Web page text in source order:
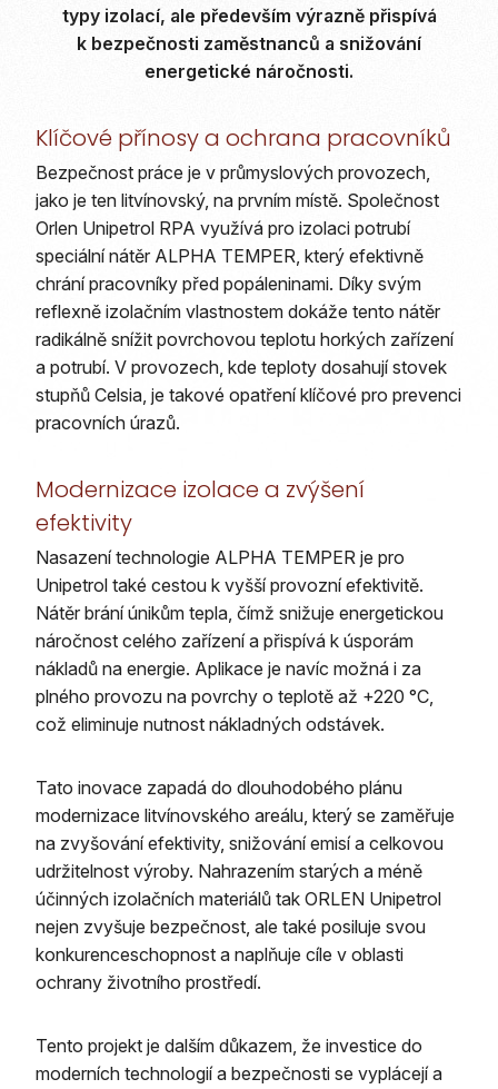
typy izolací, ale především výrazně přispívá
k bezpečnosti zaměstnanců a snižování
energetické náročnosti.
Klíčové přínosy a ochrana pracovníků
Bezpečnost práce je v průmyslových provozech,
jako je ten litvínovský, na prvním místě. Společnost
Orlen Unipetrol RPA využívá pro izolaci potrubí
speciální nátěr ALPHA TEMPER, který efektivně
chrání pracovníky před popáleninami. Díky svým
reflexně izolačním vlastnostem dokáže tento nátěr
radikálně snížit povrchovou teplotu horkých zařízení
a potrubí. V provozech, kde teploty dosahují stovek
stupňů Celsia, je takové opatření klíčové pro prevenci
pracovních úrazů.
Modernizace izolace a zvýšení
efektivity
Nasazení technologie ALPHA TEMPER je pro
Unipetrol také cestou k vyšší provozní efektivitě.
Nátěr brání únikům tepla, čímž snižuje energetickou
náročnost celého zařízení a přispívá k úsporám
nákladů na energie. Aplikace je navíc možná i za
plného provozu na povrchy o teplotě až +220 °C,
což eliminuje nutnost nákladných odstávek.
Tato inovace zapadá do dlouhodobého plánu
modernizace litvínovského areálu, který se zaměřuje
na zvyšování efektivity, snižování emisí a celkovou
udržitelnost výroby. Nahrazením starých a méně
účinných izolačních materiálů tak ORLEN Unipetrol
nejen zvyšuje bezpečnost, ale také posiluje svou
konkurenceschopnost a naplňuje cíle v oblasti
ochrany životního prostředí.
Tento projekt je dalším důkazem, že investice do
moderních technologií a bezpečnosti se vyplácejí a